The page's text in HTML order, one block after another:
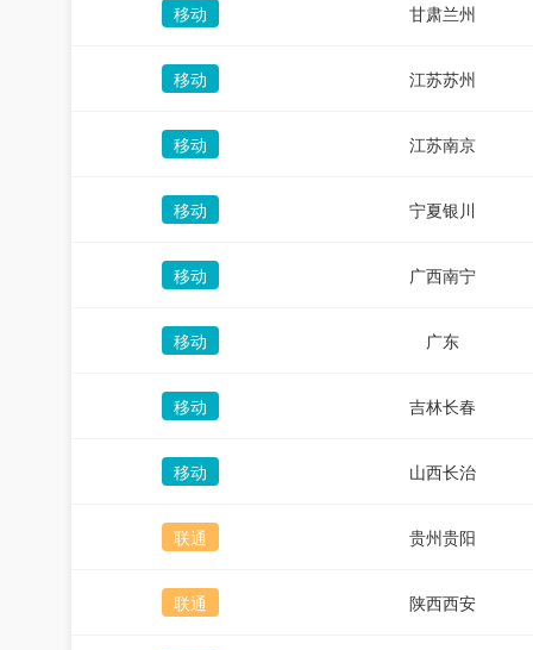
移动 甘肃兰州
移动 江苏苏州
移动 江苏南京
移动 宁夏银川
移动 广西南宁
移动 广东
移动 吉林长春
移动 山西长治
联通 贵州贵阳
联通 陕西西安